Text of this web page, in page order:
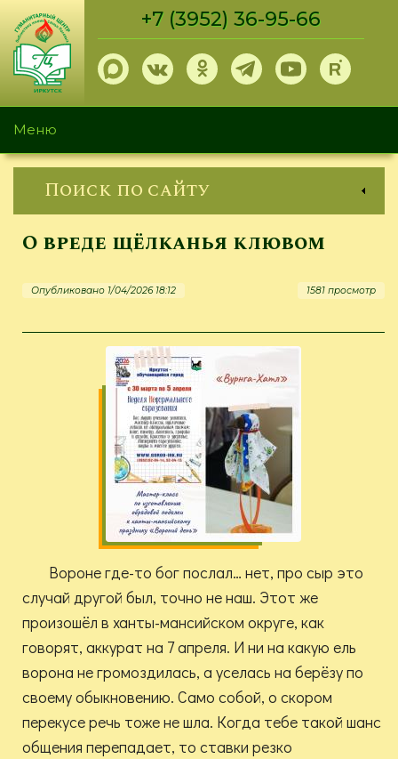
Перейти
основному
содержанию
+7 (3952) 36-95-66
Меню
Поиск по сайту
О вреде щёлканья клювом
Опубликовано 1/04/2026 18:12 1581 просмотр
Вороне где-то бог послал… нет, про сыр это
случай другой был, точно не наш. Этот же
произошёл в ханты-мансийском округе, как
говорят, аккурат на 7 апреля. И ни на какую ель
ворона не громоздилась, а уселась на берёзу по
своему обыкновению. Само собой, о скором
перекусе речь тоже не шла. Когда тебе такой шанс
общения перепадает, то ставки резко